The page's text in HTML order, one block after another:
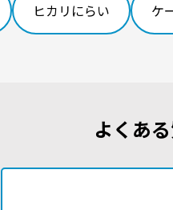
ヒカリにらい ケ
よくあ